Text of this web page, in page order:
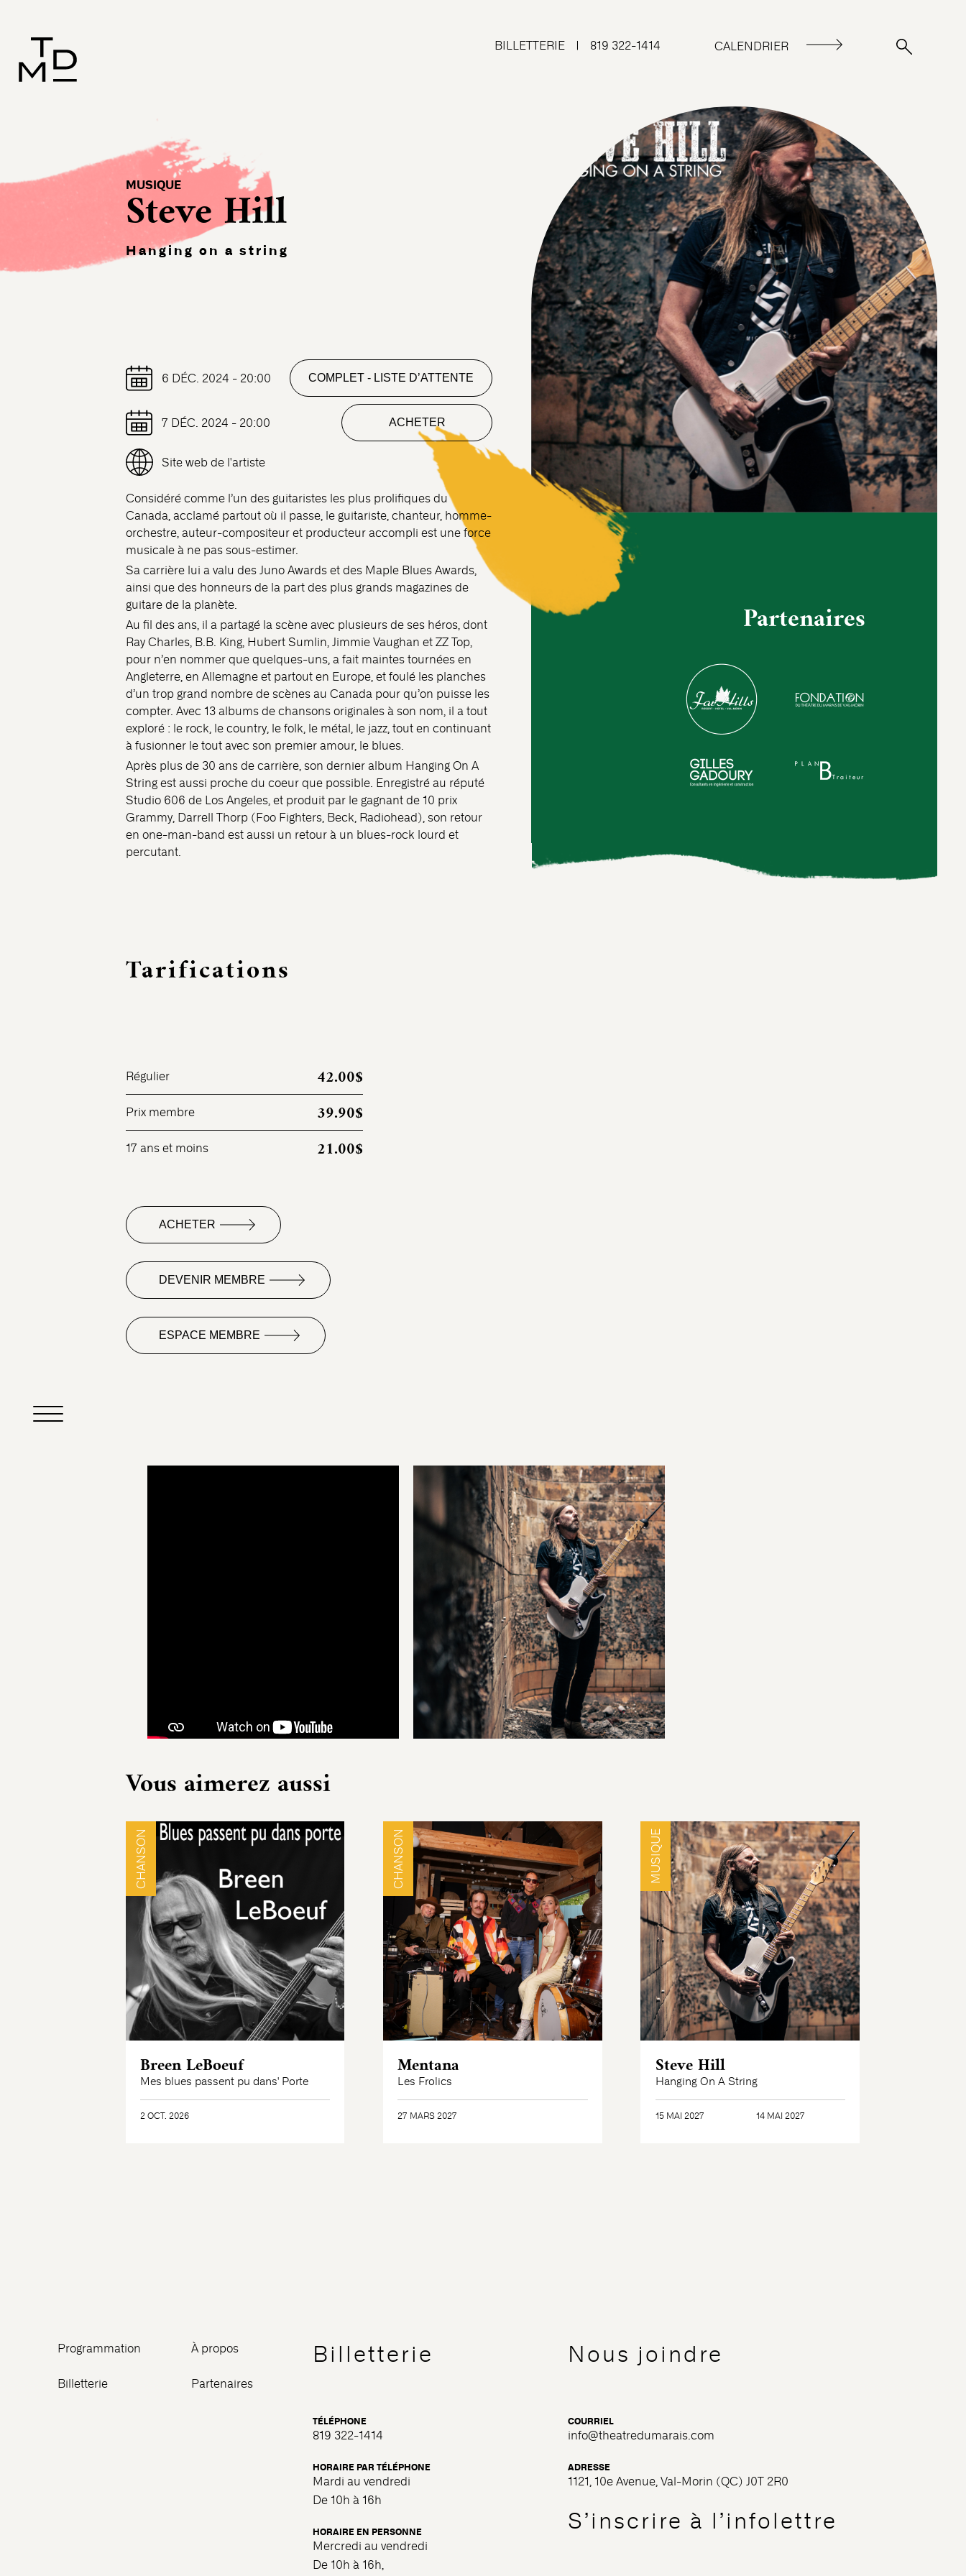
BILLETTERIE | 819 322-1414 CALENDRIER
MUSIQUE
Steve Hill
Hanging on a string
6 DÉC. 2024 - 20:00 COMPLET - LISTE D’ATTENTE
7 DÉC. 2024 - 20:00 ACHETER
Site web de l'artiste
Considéré comme l’un des guitaristes les plus prolifiques du
Canada, acclamé partout où il passe, le guitariste, chanteur, homme-
orchestre, auteur-compositeur et producteur accompli est une force
musicale à ne pas sous-estimer.
Sa carrière lui a valu des Juno Awards et des Maple Blues Awards,
ainsi que des honneurs de la part des plus grands magazines de
guitare de la planète.
Au fil des ans, il a partagé la scène avec plusieurs de ses héros, dont
Ray Charles, B.B. King, Hubert Sumlin, Jimmie Vaughan et ZZ Top,
pour n’en nommer que quelques-uns, a fait maintes tournées en
Angleterre, en Allemagne et partout en Europe, et foulé les planches
d’un trop grand nombre de scènes au Canada pour qu’on puisse les
compter. Avec 13 albums de chansons originales à son nom, il a tout
exploré : le rock, le country, le folk, le métal, le jazz, tout en continuant
à fusionner le tout avec son premier amour, le blues.
Après plus de 30 ans de carrière, son dernier album Hanging On A
String est aussi proche du coeur que possible. Enregistré au réputé
Studio 606 de Los Angeles, et produit par le gagnant de 10 prix
Grammy, Darrell Thorp (Foo Fighters, Beck, Radiohead), son retour
en one-man-band est aussi un retour à un blues-rock lourd et
percutant.
Tarifications
Régulier 42.00$
Prix membre 39.90$
17 ans et moins 21.00$
ACHETER
DEVENIR MEMBRE
ESPACE MEMBRE
Partenaires
Vous aimerez aussi
CHANSON
Breen LeBoeuf
Mes blues passent pu dans' Porte
2 OCT. 2026
CHANSON
Mentana
Les Frolics
27 MARS 2027
MUSIQUE
Steve Hill
Hanging On A String
15 MAI 2027 14 MAI 2027
Programmation
Billetterie
À propos
Partenaires
Billetterie
TÉLÉPHONE
819 322-1414
HORAIRE PAR TÉLÉPHONE
Mardi au vendredi
De 10h à 16h
HORAIRE EN PERSONNE
Mercredi au vendredi
De 10h à 16h,
Nous joindre
COURRIEL
info@theatredumarais.com
ADRESSE
1121, 10e Avenue, Val-Morin (QC) J0T 2R0
S’inscrire à l’infolettre